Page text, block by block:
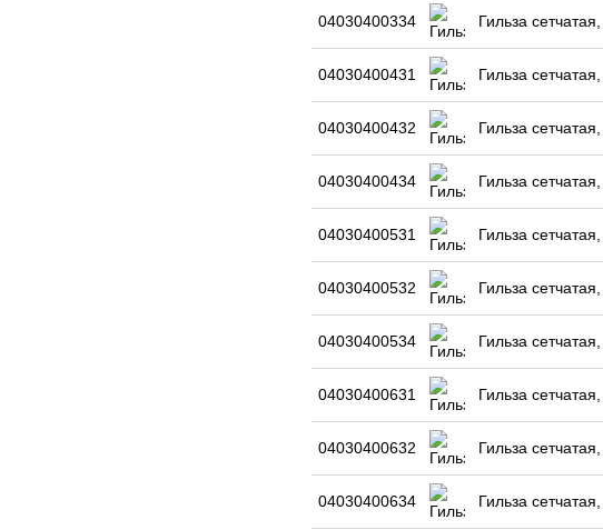
04030400334 Гильза
04030400431 Гильза
04030400432 Гильза
04030400434 Гильза
04030400531 Гильза
04030400532 Гильза
04030400534 Гильза
04030400631 Гильза
04030400632 Гильза
04030400634 Гильза